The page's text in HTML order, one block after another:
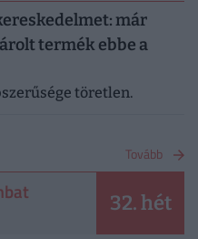
már
termék ebbe a
töretlen.
Tovább
32. hét